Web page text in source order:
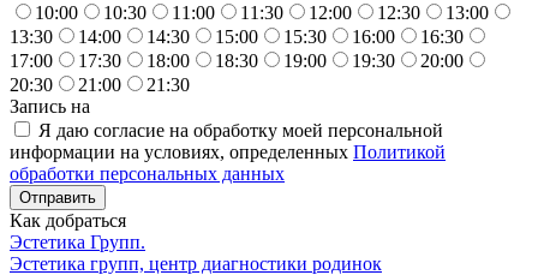
10:00
10:30 11:00 11:30 12:00 12:30
13:00
13:30
14:00 14:30 15:00 15:30 16:00
16:30
17:00
17:30 18:00 18:30 19:00 19:30
20:00
20:30
21:00
21:30
Запись на
Я даю согласие на обработку моей персональной
информации на условиях, определенных Политикой
обработки персональных данных
Как добраться
Эстетика Групп.
Эстетика групп, центр диагностики родинок